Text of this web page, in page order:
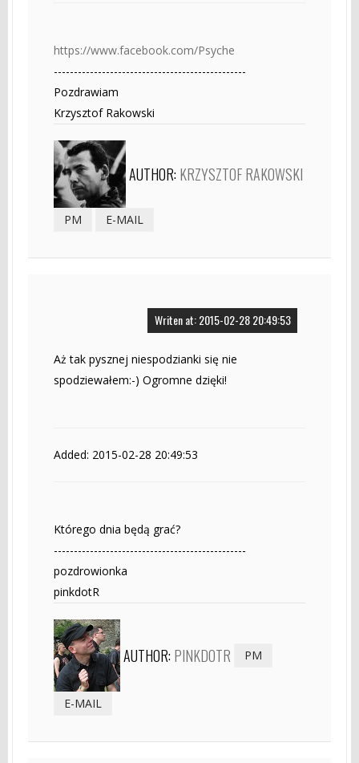
https://www.facebook.com/Psyche
------------------------------------------------
Pozdrawiam
Krzysztof Rakowski
AUTHOR: KRZYSZTOF RAKOWSKI
PM E-MAIL
Writen at: 2015-02-28 20:49:53
Aż tak pysznej niespodzianki się nie
spodziewałem:-) Ogromne dzięki!
Added: 2015-02-28 20:49:53
Którego dnia będą grać?
------------------------------------------------
pozdrowionka
pinkdotR
AUTHOR: PINKDOTR PM
E-MAIL